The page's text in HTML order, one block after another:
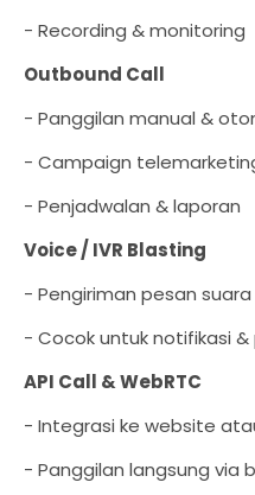
- Recording & monitoring
Outbound Call
- Panggilan manual &
- Campaign
- Penjadwalan & laporan
Voice / IVR Blasting
- Pengiriman pesan
- Cocok untuk notifikasi
API Call & WebRTC
- Integrasi ke website
- Panggilan langsung via